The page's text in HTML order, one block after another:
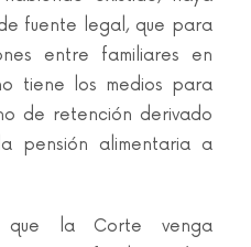
fuente legal, que para
entre familiares en
tiene los medios para
de retención derivado
pensión alimentaria a
la Corte venga